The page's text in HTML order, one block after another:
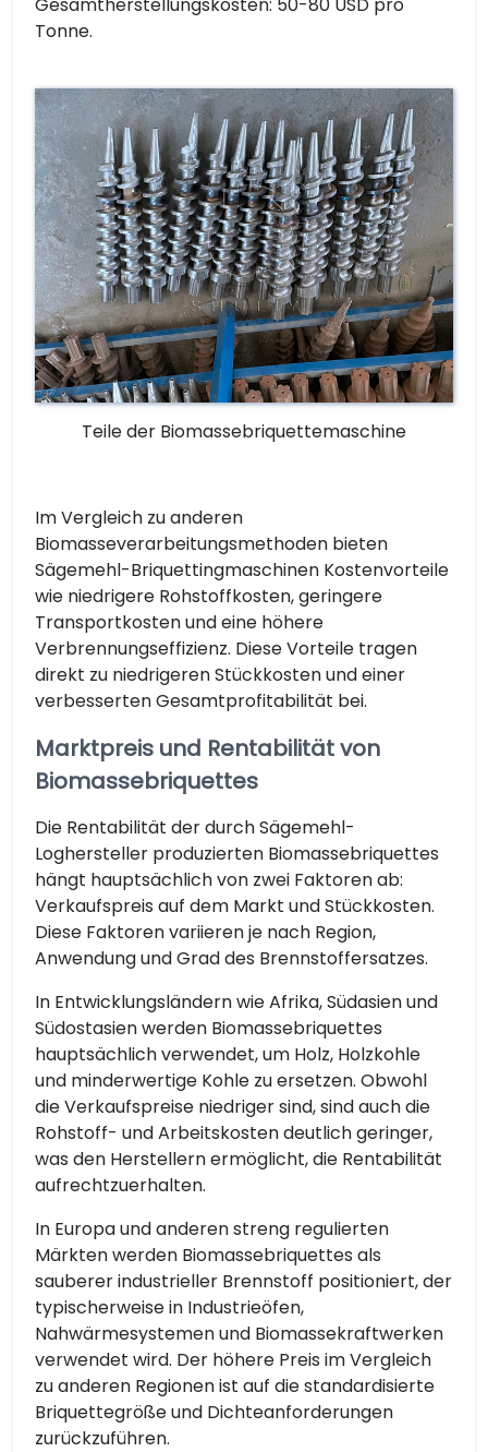
Tonne.
Teile der Biomassebriquettemaschine
Im Vergleich zu anderen
Biomasseverarbeitungsmethoden bieten
Sägemehl-Briquettingmaschinen Kostenvorteile
wie niedrigere Rohstoffkosten, geringere
Transportkosten und eine höhere
Verbrennungseffizienz. Diese Vorteile tragen
direkt zu niedrigeren Stückkosten und einer
verbesserten Gesamtprofitabilität bei.
Marktpreis und Rentabilität von
Biomassebriquettes
Die Rentabilität der durch Sägemehl-
Loghersteller produzierten Biomassebriquettes
hängt hauptsächlich von zwei Faktoren ab:
Verkaufspreis auf dem Markt und Stückkosten.
Diese Faktoren variieren je nach Region,
Anwendung und Grad des Brennstoffersatzes.
In Entwicklungsländern wie Afrika, Südasien und
Südostasien werden Biomassebriquettes
hauptsächlich verwendet, um Holz, Holzkohle
und minderwertige Kohle zu ersetzen. Obwohl
die Verkaufspreise niedriger sind, sind auch die
Rohstoff- und Arbeitskosten deutlich geringer,
was den Herstellern ermöglicht, die Rentabilität
aufrechtzuerhalten.
In Europa und anderen streng regulierten
Märkten werden Biomassebriquettes als
sauberer industrieller Brennstoff positioniert, der
typischerweise in Industrieöfen,
Nahwärmesystemen und Biomassekraftwerken
verwendet wird. Der höhere Preis im Vergleich
zu anderen Regionen ist auf die standardisierte
Briquettegröße und Dichteanforderungen
zurückzuführen.